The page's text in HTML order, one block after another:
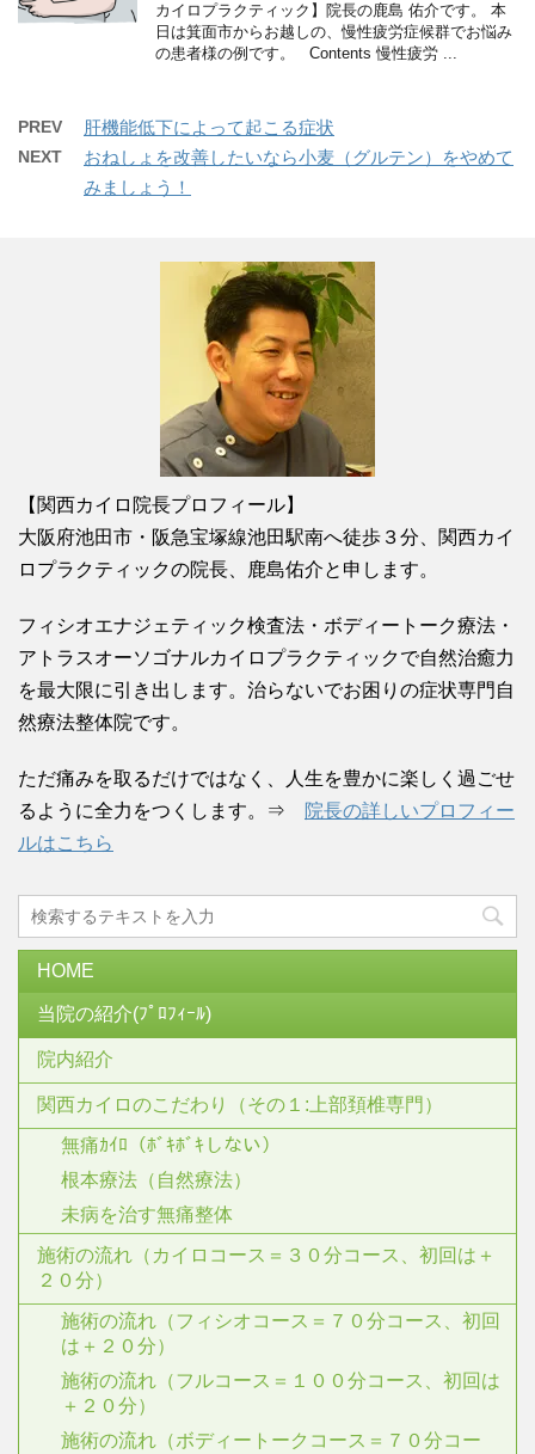
カイロプラクティック】院長の鹿島 佑介です。 本
日は箕面市からお越しの、慢性疲労症候群でお悩み
の患者様の例です。 Contents 慢性疲労 ...
PREV 肝機能低下によって起こる症状
NEXT
おねしょを改善したいなら小麦（グルテン）をやめて
みましょう！
【関西カイロ院長プロフィール】
大阪府池田市・阪急宝塚線池田駅南へ徒歩３分、関西カイ
ロプラクティックの院長、鹿島佑介と申します。
フィシオエナジェティック検査法・ボディートーク療法・
アトラスオーソゴナルカイロプラクティックで自然治癒力
を最大限に引き出します。治らないでお困りの症状専門自
然療法整体院です。
ただ痛みを取るだけではなく、人生を豊かに楽しく過ごせ
るように全力をつくします。⇒
院長の詳しいプロフィー
ルはこちら
HOME
当院の紹介(ﾌﾟﾛﾌｨｰﾙ)
院内紹介
関西カイロのこだわり（その１:上部頚椎専門）
無痛ｶｲﾛ（ﾎﾞｷﾎﾞｷしない）
根本療法（自然療法）
未病を治す無痛整体
施術の流れ（カイロコース＝３０分コース、初回は＋
２０分）
施術の流れ（フィシオコース＝７０分コース、初回
は＋２０分）
施術の流れ（フルコース＝１００分コース、初回は
＋２０分）
施術の流れ（ボディートークコース＝７０分コー